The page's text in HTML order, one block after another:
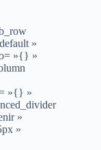
»
»{} »
»{} »
»
»